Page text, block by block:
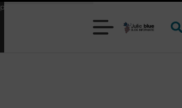
Wat is een bonded warehouse in Nederland en